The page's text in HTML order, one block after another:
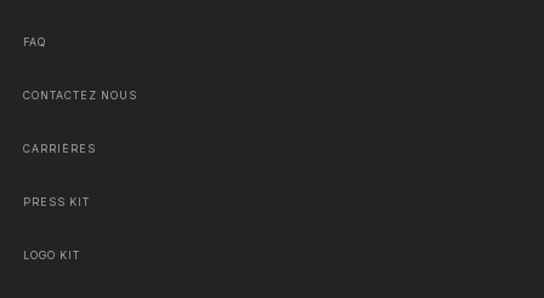
FAQ
CONTACTEZ NOUS
CARRIÈRES
PRESS KIT
LOGO KIT